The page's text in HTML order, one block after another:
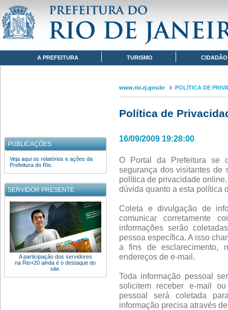
www.rio.rj.gov.br
POLÍTICA DE PRIVACIDADE
NavegaçãoA PREFEITURA TURISMO CIDADÃO
PUBLICAÇÕES
Veja aqui os relatórios e ações da
Prefeitura do Rio.
SERVIDOR PRESENTE
A participação dos servidores
na Rio+20 ainda é o destaque do
site.
www.rio.rj.gov.br POLÍTICA DE
Política de
16/09/2009 19:28:00
O Portal da Prefeitura se
segurança dos visitantes de
política de privacidade
dúvida quanto a esta política
Coleta e divulgação de
comunicar corretamente
informações serão
pessoa específica. A isso
a fins de esclarecimento,
endereços de e-mail.
Toda informação pessoal
solicitem receber e-mail
pessoal será coletada
informação precisa através